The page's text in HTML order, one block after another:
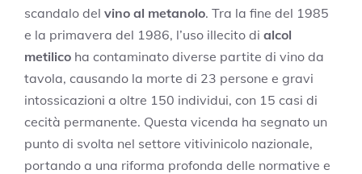
scandalo del vino al metanolo. Tra la fine del 1985
e la primavera del 1986, l’uso illecito di alcol
metilico ha contaminato diverse partite di vino da
tavola, causando la morte di 23 persone e gravi
intossicazioni a oltre 150 individui, con 15 casi di
cecità permanente. Questa vicenda ha segnato un
punto di svolta nel settore vitivinicolo nazionale,
portando a una riforma profonda delle normative e